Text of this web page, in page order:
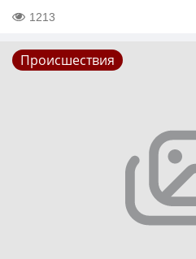
1213
Происшествия